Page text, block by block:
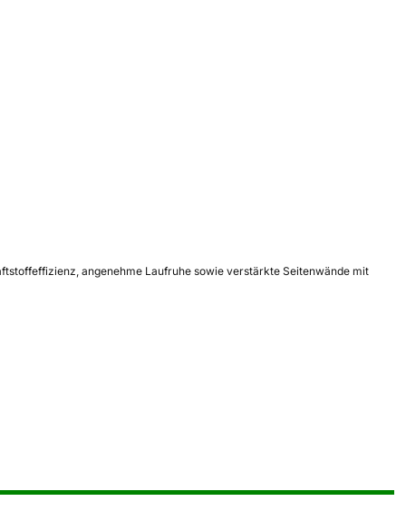
angenehme Laufruhe sowie verstärkte Seitenwände mit